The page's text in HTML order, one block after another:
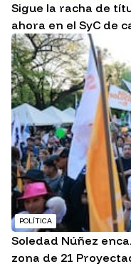
Sigue la racha de
ahora en el SyC de
POLÍTICA
Soledad Núñez
zona de 21